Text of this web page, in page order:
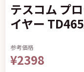
テスコム プ
イヤー
参考価格
¥2398